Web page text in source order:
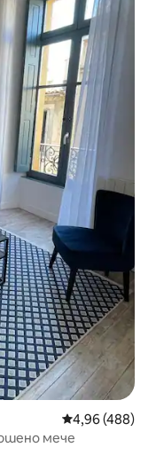
Средна
4,96 (488)
мече